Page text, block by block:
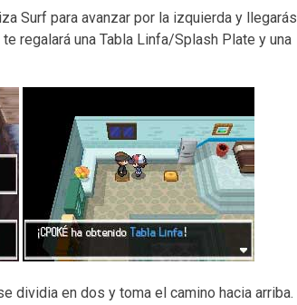
Surf para avanzar por la izquierda y llegarás
regalará una Tabla Linfa/Splash Plate y una
dividia en dos y toma el camino hacia arriba.